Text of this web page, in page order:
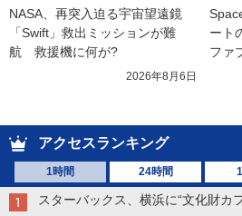
NASA、再突入迫る宇宙望遠鏡
「Swift」救出ミッションが難
航　救援機に何が?
2026年8月6日
ート
ファ
アクセスランキング
1時間 24時間
スターバックス、横浜に“文化財カ